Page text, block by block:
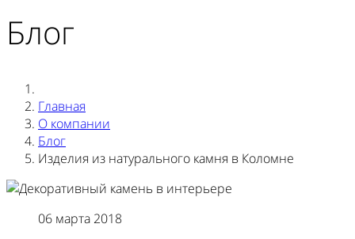
Блог
Главная
О компании
Блог
Изделия из натурального камня в Коломне
06 марта 2018